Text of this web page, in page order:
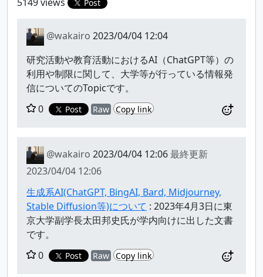
Post
@wakairo 2023/04/04 12:04
研究活動や教育活動におけるAI（ChatGPT等）の
利用や制限に関して、大学等が行っている情報発
信についてのTopicです。
0
Post Raw Copy link
@wakairo 2023/04/04 12:06最終更新
2023/04/04 12:06
生成系AI(ChatGPT, BingAI, Bard, Midjourney,
Stable Diffusion等)について : 2023年4月3日に東
京大学副学長太田邦史氏が学内向けに出した文書
です。
0
Post Raw Copy link